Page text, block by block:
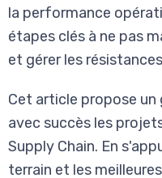
la performance
étapes clés à ne pas
et gérer les
Cet article propose
avec succès les
Supply Chain. En
terrain et les